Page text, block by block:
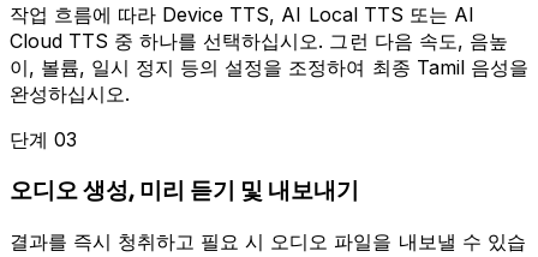
작업 흐름에 따라 Device TTS, AI Local TTS 또는 AI
Cloud TTS 중 하나를 선택하십시오. 그런 다음 속도, 음높
이, 볼륨, 일시 정지 등의 설정을 조정하여 최종 Tamil 음성을
완성하십시오.
단계 03
오디오 생성, 미리 듣기 및 내보내기
결과를 즉시 청취하고 필요 시 오디오 파일을 내보낼 수 있습